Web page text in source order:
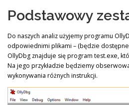
Podstawowy
Do naszych analiz użyjemy programu
odpowiednimi plikami – (będzie
OllyDbg znajduje się program test.exe,
Na jego przykładzie będziemy
wykonywania różnych instrukcji.